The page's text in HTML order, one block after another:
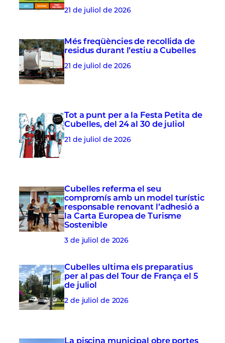
21 de juliol de 2026
Més freqüències de recollida de
residus durant l’estiu a Cubelles
21 de juliol de 2026
Tot a punt per a la Festa Petita de
Cubelles, del 24 al 30 de juliol
21 de juliol de 2026
Cubelles referma el seu
compromís amb un model turístic
responsable renovant l’adhesió a
la Carta Europea de Turisme
Sostenible
3 de juliol de 2026
Cubelles ultima els preparatius
per al pas del Tour de França el 5
de juliol
2 de juliol de 2026
La piscina municipal obre portes